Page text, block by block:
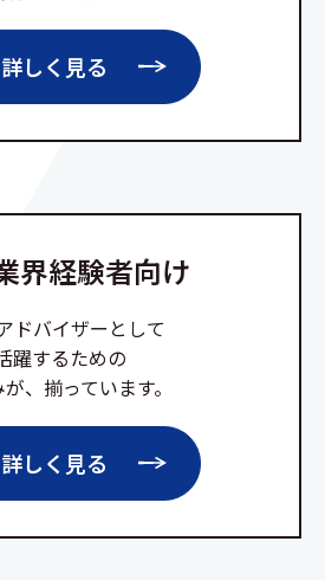
詳しく見る
界経験者向け
ドバイザーとして
躍するための
、揃っています。
詳しく見る